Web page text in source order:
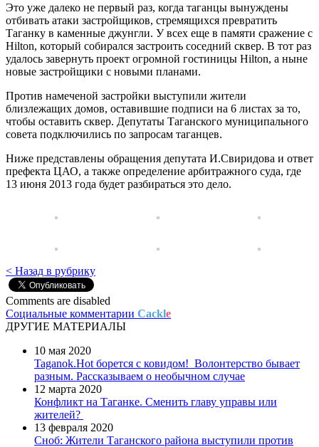
Это уже далеко не первый раз, когда таганцы вынуждены
отбивать атаки застройщиков, стремящихся превратить
Таганку в каменные джунгли. У всех еще в памяти сражение с
Hilton, который собирался застроить соседний сквер. В тот раз
удалось завернуть проект огромной гостиницы Hilton, а ныне
новые застройщики с новыми планами.
Против намеченой застройки выступили жители
близлежащих домов, оставившие подписи на 6 листах за то,
чтобы оставить сквер. Депутаты Таганского муниципального
совета подключились по запросам таганцев.
Ниже представлены обращения депутата И.Свиридова и ответ
префекта ЦАО, а также определение арбитражного суда, где
13 июня 2013 года будет разбираться это дело.
< Назад в рубрику
Comments are disabled
Социальные комментарии Cackle
ДРУГИЕ МАТЕРИАЛЫ
10 мая 2020
Taganok.Hot борется с ковидом! Волонтерство бывает
разным. Рассказываем о необычном случае
12 марта 2020
Конфликт на Таганке. Сменить главу управы или
жителей?
13 февраля 2020
Сноб: Жители Таганского района выступили против